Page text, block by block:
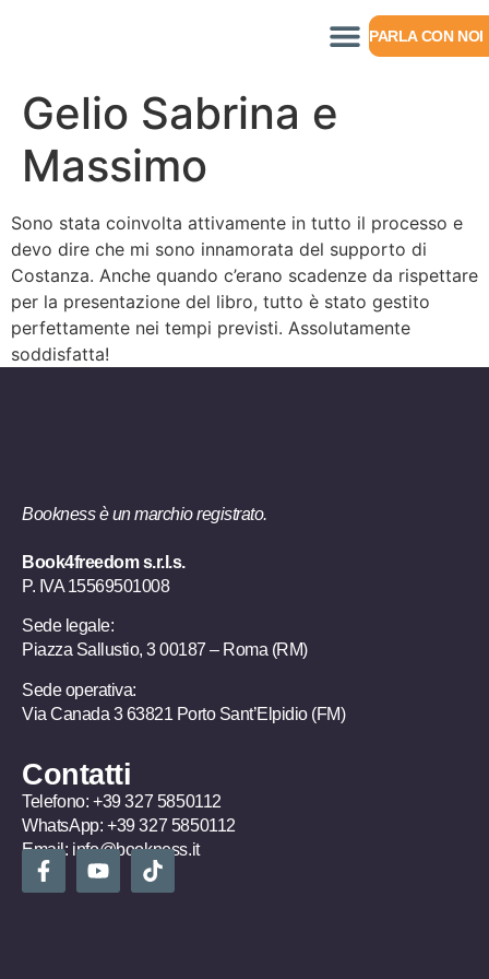
PARLA CON NOI
Gelio Sabrina e
Massimo
Sono stata coinvolta attivamente in tutto il processo e
devo dire che mi sono innamorata del supporto di
Costanza. Anche quando c’erano scadenze da rispettare
per la presentazione del libro, tutto è stato gestito
perfettamente nei tempi previsti. Assolutamente
soddisfatta!
Bookness è un marchio registrato.
Book4freedom s.r.l.s.
P. IVA ​15569501008
Sede legale:
Piazza Sallustio, 3 00187 – Roma (RM)
Sede operativa:
Via Canada 3 63821 Porto Sant’Elpidio (FM)
Contatti
Telefono: +39 327 5850112
WhatsApp: +39 327 5850112
Email: info@bookness.it